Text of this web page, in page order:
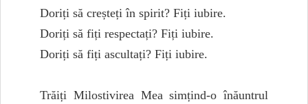
Doriți să creșteți în spirit? Fiți iubire.
Doriți să fiți respectați? Fiți iubire.
Doriți să fiți ascultați? Fiți iubire.
Trăiți Milostivirea Mea simțind-o înăuntrul